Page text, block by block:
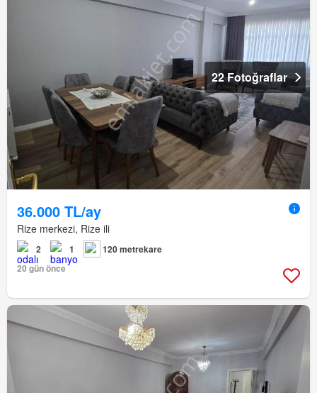
22 Fotoğraflar
36.000 TL/ay
Rize merkezi, Rize ili
2 1
120 metrekare
20 gün önce